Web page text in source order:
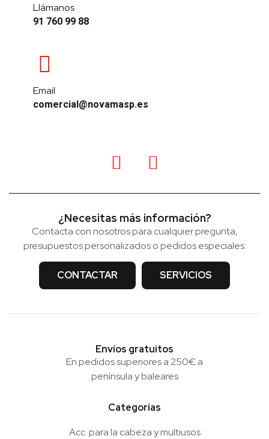
Llámanos
91 760 99 88
Email
comercial@novamasp.es
¿Necesitas más información?
Contacta con nosotros para cualquier pregunta,
presupuestos personalizados o pedidos especiales:
CONTACTAR SERVICIOS
Envíos gratuitos
En pedidos superiores a 250€ a
península y baleares
Categorías
Acc. para la cabeza y multiusos